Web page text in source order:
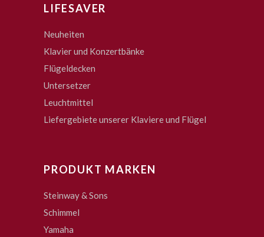
LIFESAVER
Neuheiten
Klavier und Konzertbänke
Flügeldecken
Untersetzer
Leuchtmittel
Liefergebiete unserer Klaviere und Flügel
PRODUKT MARKEN
Steinway & Sons
Schimmel
Yamaha